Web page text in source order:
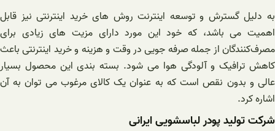
به دلیل گسترش و توسعه اینترنت روش های خرید اینترنتی نیز قابل
اهمیت می باشد، که خود این مورد دارای مزیت های زیادی برای
مصرف‌کنندگان از جمله صرفه جویی در وقت و هزینه و خرید اینترنتی باعث
کاهش ترافیک و آلودگی هوا می شود. بسته بندی این محصول بسیار
عالی و بدون نقص است که به عنوان یک کالای مرغوب می توان به آن
اشاره کرد.
شرکت تولید پودر لباسشویی ایرانی